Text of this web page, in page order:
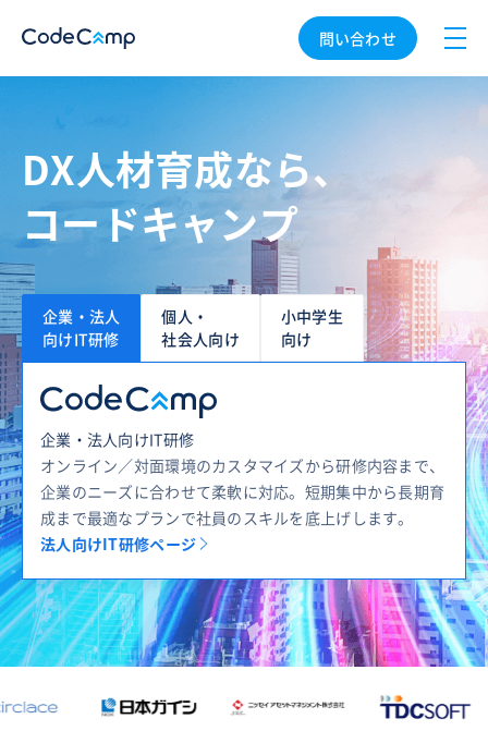
問い合わせ
DX人材育成なら、
コードキャンプ
企業・法人
向けIT研修
個人・
社会人向け
小中学生
向け
企業・法人向けIT研修
オンライン／対面環境のカスタマイズから研修内容まで、
企業のニーズに合わせて柔軟に対応。短期集中から長期育
成まで最適なプランで社員のスキルを底上げします。
法人向けIT研修ページ